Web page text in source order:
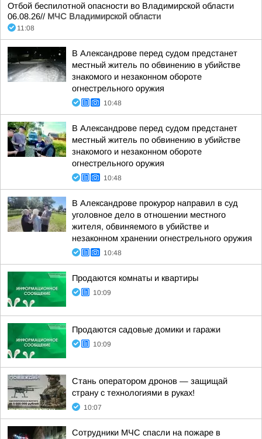
Отбой беспилотной опасности во Владимирской области
06.08.26// МЧС Владимирской области
11:08
В Александрове перед судом предстанет
местный житель по обвинению в убийстве
знакомого и незаконном обороте
огнестрельного оружия
10:48
В Александрове перед судом предстанет
местный житель по обвинению в убийстве
знакомого и незаконном обороте
огнестрельного оружия
10:48
В Александрове прокурор направил в суд
уголовное дело в отношении местного
жителя, обвиняемого в убийстве и
незаконном хранении огнестрельного оружия
10:48
Продаются комнаты и квартиры
10:09
Продаются садовые домики и гаражи
10:09
Стань оператором дронов — защищай
страну с технологиями в руках!
10:07
Сотрудники МЧС спасли на пожаре в